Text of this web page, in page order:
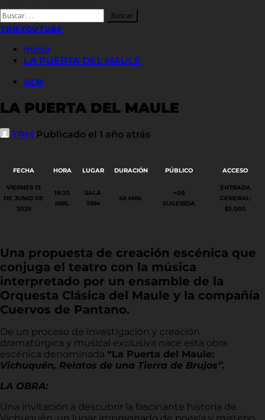
Buscar
por:
TRM YOUTUBE
Inicio
LA PUERTA DEL MAULE
OCM
LA PUERTA DEL MAULE
TRM Publicado el 1 año atrás
FECHA HORA LUGAR DURACIÓN PÚBLICO ACCESO
VIERNES 13
DE JUNIO DE
2025
19:30
HRS.
SALA
TRM
45 MIN.
+08
SUGERIDA
ENTRADA
GENERAL:
$3.000
Una propuesta de creación escénica que
conjuga el teatro con la música
interpretado por un ensamble de la
Orquesta Clásica del Maule y la compañía
Cuervos de Pantano.
De un proceso de investigación y creación
dramatúrgica y musical exclusiva nace esta obra
escénica denominada “La Puerta del Maule:
Vichuquén, Relatos de una Tierra de Brujos”.
LA OBRA:
Una invitación a descubrir la fascinante historia de